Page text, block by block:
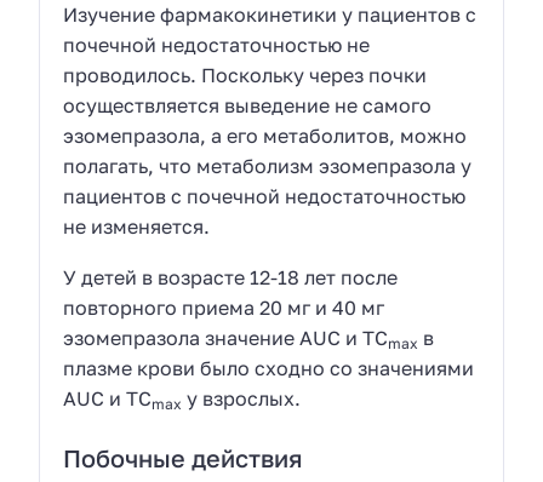
Изучение фармакокинетики у пациентов с
почечной недостаточностью не
проводилось. Поскольку через почки
осуществляется выведение не самого
эзомепразола, а его метаболитов, можно
полагать, что метаболизм эзомепразола у
пациентов с почечной недостаточностью
не изменяется.
У детей в возрасте 12-18 лет после
повторного приема 20 мг и 40 мг
эзомепразола значение AUC и ТCmax в
плазме крови было сходно со значениями
AUC и ТCmax у взрослых.
Побочные действия